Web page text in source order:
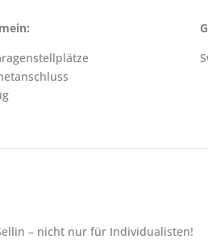
– nicht nur für Individualisten!